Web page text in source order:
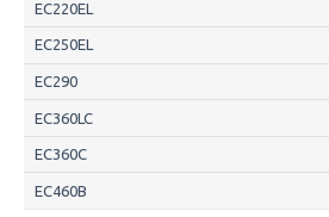
EC220EL
EC250EL
EC290
EC360LC
EC360C
EC460B